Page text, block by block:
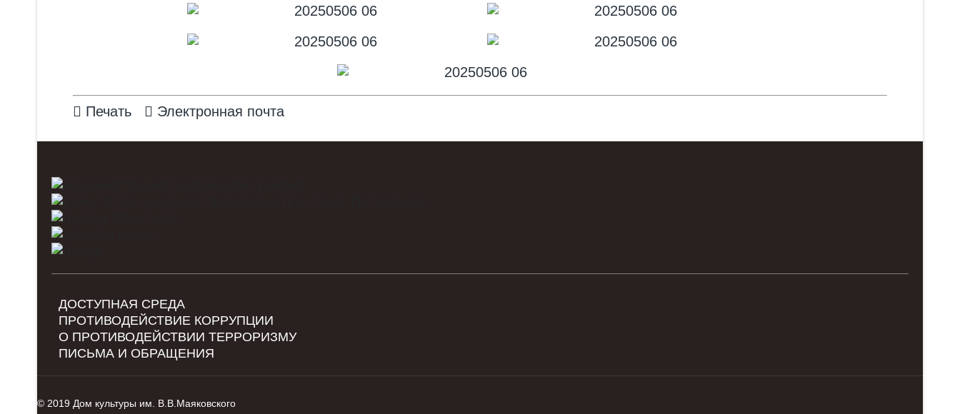
Печать Электронная почта
ДОСТУПНАЯ СРЕДА
ПРОТИВОДЕЙСТВИЕ КОРРУПЦИИ
О ПРОТИВОДЕЙСТВИИ ТЕРРОРИЗМУ
ПИСЬМА И ОБРАЩЕНИЯ
© 2019 Дом культуры им. В.В.Маяковского